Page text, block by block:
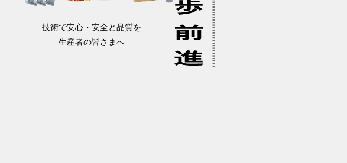
技術で安心・安全と品質を
生産者の皆さまへ